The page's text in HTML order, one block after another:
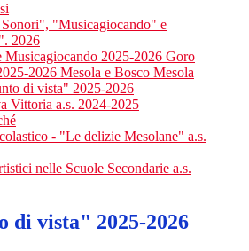
"Musicagiocando" e
2026
Musicagiocando 2025-2026 Goro
2026 Mesola e Bosco Mesola
di vista" 2025-2026
Vittoria a.s. 2024-2025
- "Le delizie Mesolane" a.s.
nelle Scuole Secondarie a.s.
di vista" 2025-2026